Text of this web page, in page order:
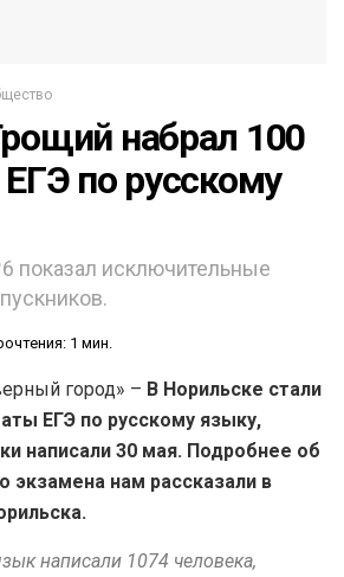
набрал 100
по русскому
показал исключительные
1 мин.
город» – В Норильске стали
ЕГЭ по русскому языку,
написали 30 мая. Подробнее об
экзамена нам рассказали в
написали 1074 человека,